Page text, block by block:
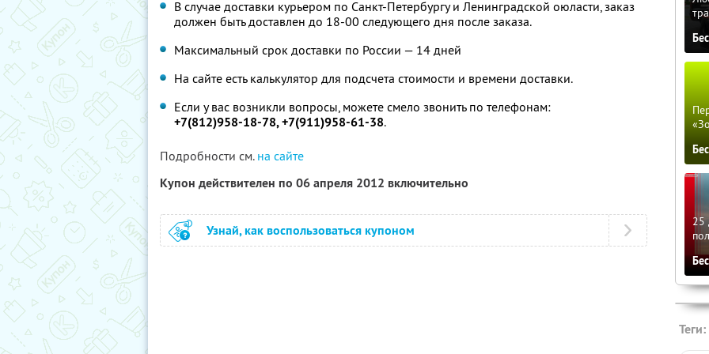
В случае доставки курьером по Санкт-Петербургу и Ленинградской оюласти, заказ
должен быть доставлен до 18-00 следующего дня после заказа.
Максимальный срок доставки по России — 14 дней
На сайте есть калькулятор для подсчета стоимости и времени доставки.
Если у вас возникли вопросы, можете смело звонить по телефонам:
+7(812)958-18-78, +7(911)958-61-38.
Подробности см. на сайте
Купон действителен по 06 апреля 2012 включительно
Узнай, как воспользоваться купоном
25
Теги: